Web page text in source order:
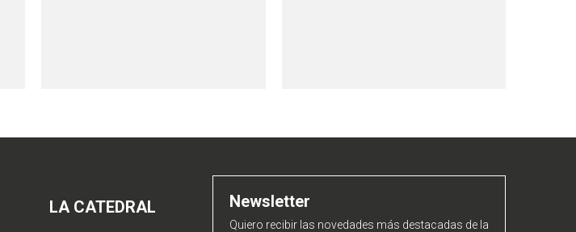
LA CATEDRAL Newsletter
Quiero recibir las novedades más destacadas de la